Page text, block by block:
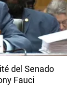
del Senado
Fauci